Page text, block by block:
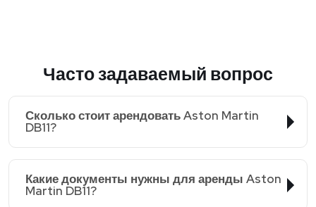
Часто задаваемый вопрос
Сколько стоит арендовать Aston Martin
DB11?
Какие документы нужны для аренды Aston
Martin DB11?